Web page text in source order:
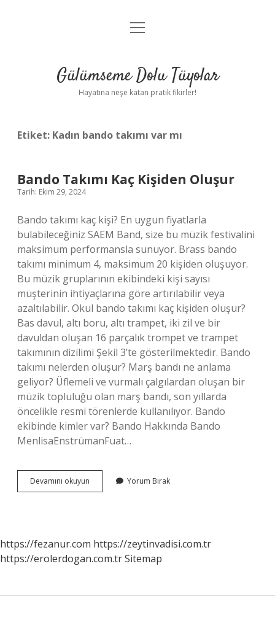
Anasayfa
Yasal Uyarı
menüyü
Gülümseme Dolu Tüyolar
Hayatına neşe katan pratik fikirler!
Etiket: Kadın bando takımı var mı
Bando Takımı Kaç Kişiden Oluşur
Tarih: Ekim 29, 2024
Bando takımı kaç kişi? En uygun fiyatlarla
bulabileceğiniz SAEM Band, size bu müzik festivalini
maksimum performansla sunuyor. Brass bando
takımı minimum 4, maksimum 20 kişiden oluşuyor.
Bu müzik gruplarının ekibindeki kişi sayısı
müşterinin ihtiyaçlarına göre artırılabilir veya
azaltılabilir. Okul bando takımı kaç kişiden oluşur?
Bas davul, altı boru, altı trampet, iki zil ve bir
davuldan oluşan 16 parçalık trompet ve trampet
takımının dizilimi Şekil 3’te gösterilmektedir. Bando
takımı nelerden oluşur? Marş bandı ne anlama
geliyor? Üflemeli ve vurmalı çalgılardan oluşan bir
müzik topluluğu olan marş bandı, son yıllarda
öncelikle resmi törenlerde kullanılıyor. Bando
ekibinde kimler var? Bando Hakkında Bando
MenlisaEnstrümanFuat…
Devamını okuyun
Takımı
Yorum Bırak
https://fezanur.com https://zeytinvadisi.com.tr
https://erolerdogan.com.trSitemap